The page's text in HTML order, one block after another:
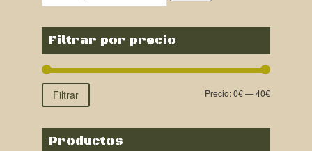
Filtrar por precio
Filtrar Precio:0€—40€
Productos